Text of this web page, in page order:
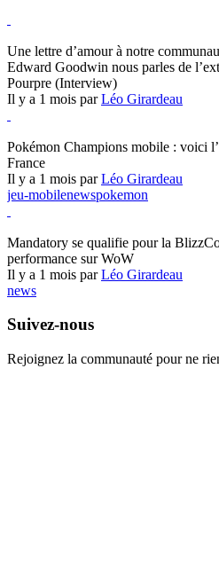
Une lettre d’amour à notre
Edward Goodwin nous parles de
Pourpre (Interview)
Il y a 1 mois parLéo Girardeau
Pokémon Champions mobile : voici
France
Il y a 1 mois parLéo Girardeau
jeu-mobilenewspokemon
Mandatory se qualifie pour la
performance sur WoW
Il y a 1 mois parLéo Girardeau
news
Suivez-nous
Rejoignez la communauté pour ne